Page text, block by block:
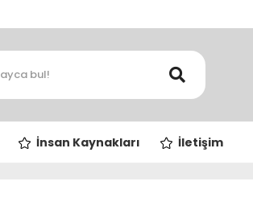
İnsan Kaynakları İletişim